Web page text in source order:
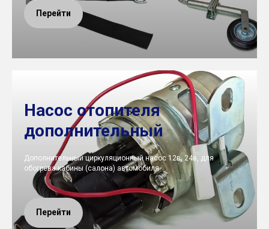
Перейти
Насос отопителя
дополнительный
Дополнительный циркуляционный насос 12в, 24в, для
обогрева кабины (салона) автомобиля
Перейти